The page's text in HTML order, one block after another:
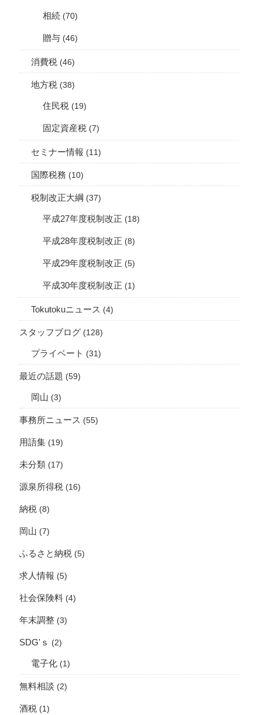
相続 (70)
贈与 (46)
消費税 (46)
地方税 (38)
住民税 (19)
固定資産税 (7)
セミナー情報 (11)
国際税務 (10)
税制改正大綱 (37)
平成27年度税制改正 (18)
平成28年度税制改正 (8)
平成29年度税制改正 (5)
平成30年度税制改正 (1)
Tokutokuニュース (4)
スタッフブログ (128)
プライベート (31)
最近の話題 (59)
岡山 (3)
事務所ニュース (55)
用語集 (19)
未分類 (17)
源泉所得税 (16)
納税 (8)
岡山 (7)
ふるさと納税 (5)
求人情報 (5)
社会保険料 (4)
年末調整 (3)
SDG'ｓ (2)
電子化 (1)
無料相談 (2)
酒税 (1)